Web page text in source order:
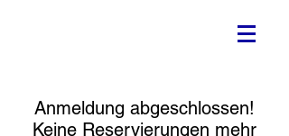
Anmeldung abgeschlossen!
Keine Reservierungen mehr